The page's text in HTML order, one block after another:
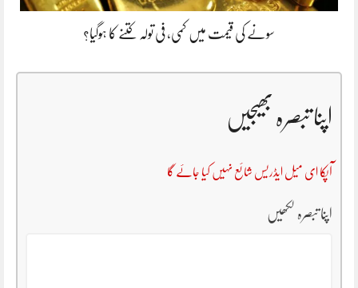
سونے کی قیمت میں کمی، فی تولہ کتنے کا ہوگیا؟
اپنا تبصرہ بھیجیں
آپکا ای میل ایڈریس شائع نہیں کیا جائے گا
اپنا تبصرہ لکھیں